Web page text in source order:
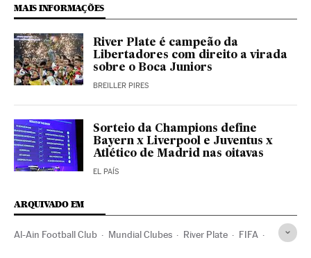
MAIS INFORMAÇÕES
River Plate é campeão da
Libertadores com direito a virada
sobre o Boca Juniors
BREILLER PIRES
Sorteio da Champions define
Bayern x Liverpool e Juventus x
Atlético de Madrid nas oitavas
EL PAÍS
ARQUIVADO EM
Al-Ain Football Club Mundial Clubes River Plate FIFA